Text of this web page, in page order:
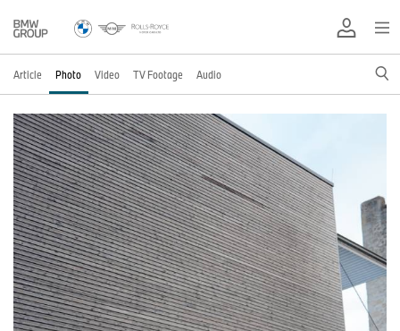
Article Photo Video TV Footage Audio